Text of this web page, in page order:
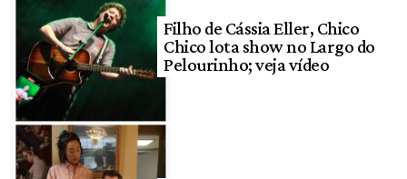
Filho de Cássia Eller, Chico
Chico lota show no Largo do
Pelourinho; veja vídeo